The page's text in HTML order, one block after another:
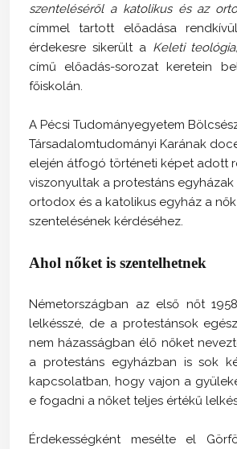
szenteléséről a katolikus és az
címmel tartott előadása
érdekesre sikerült aKeleti
című előadás-sorozat keretein
főiskolán.
A Pécsi Tudományegyetem
Társadalomtudományi Karának
elején átfogó történeti képet adott
viszonyultak a protestáns egyházak
ortodox és a katolikus egyház a
szentelésének kérdéséhez.
Ahol nőket is szentelhetnek
Németországban az első nőt
lelkésszé, de a protestánsok
nem házasságban élő nőket
a protestáns egyházban is sok
kapcsolatban, hogy vajon a
e fogadni a nőket teljes értékű
Érdekességként mesélte el